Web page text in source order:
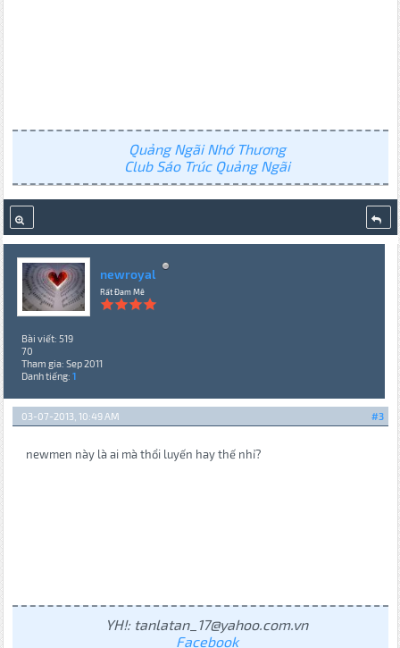
Quảng Ngãi Nhớ Thương
Club Sáo Trúc Quảng Ngãi
newroyal
Rất Đam Mê
Bài viết: 519
70
Tham gia: Sep 2011
Danh tiếng: 1
#3
03-07-2013, 10:49 AM
newmen này là ai mà thổi luyến hay thế nhỉ?
YH!: tanlatan_17@yahoo.com.vn
Facebook